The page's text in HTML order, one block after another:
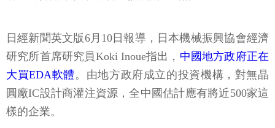
日經新聞英文版6月10日報導，日本機械振興協會經濟
研究所首席研究員Koki Inoue指出， 中國地方政府正在
大買EDA軟體 。由地方政府成立的投資機構，對無晶
圓廠IC設計商灌注資源，全中國估計應有將近500家這
樣的企業。